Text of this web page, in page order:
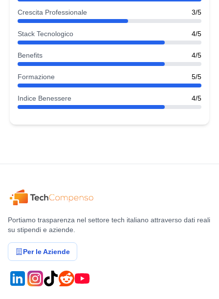
Crescita Professionale 3/5
Stack Tecnologico 4/5
Benefits 4/5
Formazione 5/5
Indice Benessere 4/5
Portiamo trasparenza nel settore tech italiano attraverso dati reali
su stipendi e aziende.
Per le Aziende